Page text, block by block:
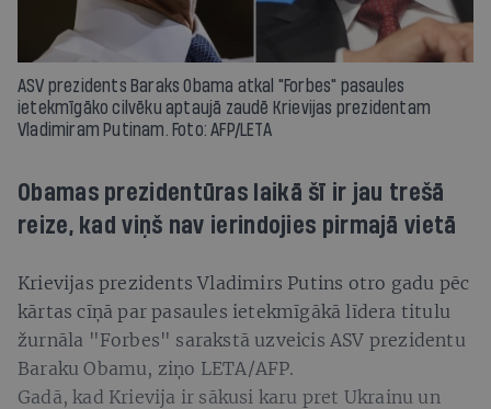
ASV prezidents Baraks Obama atkal "Forbes" pasaules
ietekmīgāko cilvēku aptaujā zaudē Krievijas prezidentam
Vladimiram Putinam. Foto: AFP/LETA
Obamas prezidentūras laikā šī ir jau trešā
reize, kad viņš nav ierindojies pirmajā vietā
Krievijas prezidents Vladimirs Putins otro gadu pēc
kārtas cīņā par pasaules ietekmīgākā līdera titulu
žurnāla "Forbes" sarakstā uzveicis ASV prezidentu
Baraku Obamu, ziņo LETA/AFP.
Gadā, kad Krievija ir sākusi karu pret Ukrainu un